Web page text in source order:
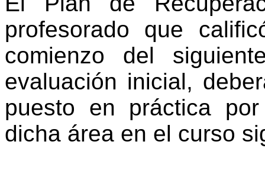
profesorado que
comienzo del
evaluación inicial,
puesto en práctica
dicha área en el curso